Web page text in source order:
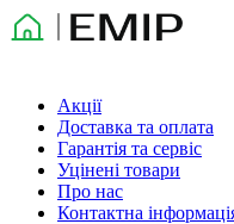
Акції
Доставка та оплата
Гарантія та сервіс
Уцінені товари
Про нас
Контактна